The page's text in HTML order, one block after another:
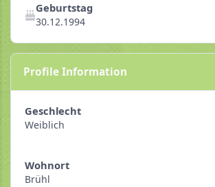
Geburtstag
30.12.1994
Profile Information
Geschlecht
Weiblich
Wohnort
Brühl